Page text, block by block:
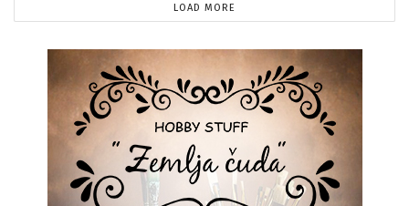
LOAD MORE